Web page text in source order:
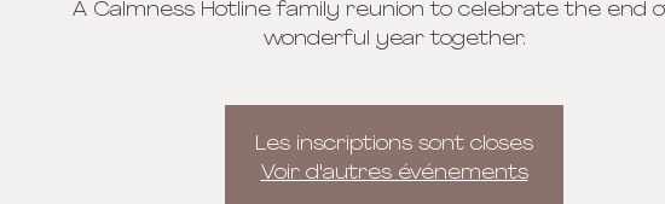
A Calmness Hotline family reunion to celebrate the end
wonderful year together.
Les inscriptions sont closes
Voir d'autres événements